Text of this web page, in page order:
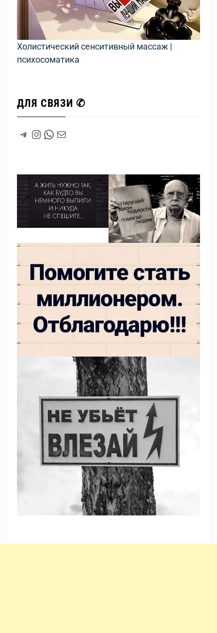
Холистический сенситивный массаж |
психосоматика
ДЛЯ СВЯЗИ ✆
# Instagram
WhatsApp
#